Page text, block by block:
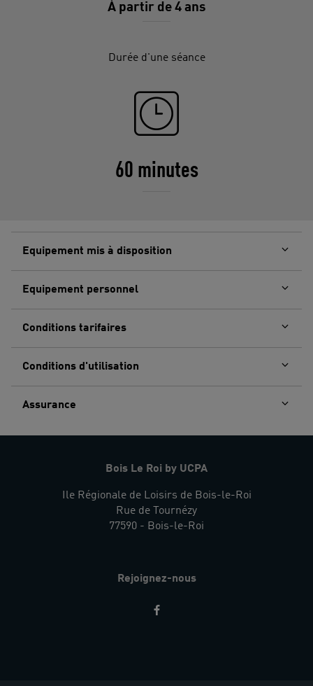
À partir de 4 ans
Durée d'une séance
60 minutes
Equipement mis à disposition
Equipement personnel
Conditions tarifaires
Conditions d'utilisation
Assurance
Bois Le Roi by UCPA
Ile Régionale de Loisirs de Bois-le-Roi
Rue de Tournézy
77590 - Bois-le-Roi
Rejoignez-nous